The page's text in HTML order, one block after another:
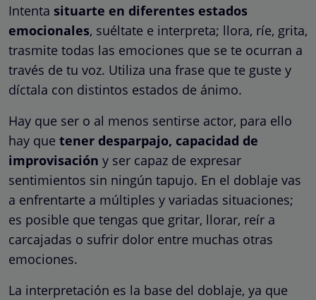
Intenta situarte en diferentes estados
emocionales, suéltate e interpreta; llora, ríe, grita,
trasmite todas las emociones que se te ocurran a
través de tu voz. Utiliza una frase que te guste y
díctala con distintos estados de ánimo.
Hay que ser o al menos sentirse actor, para ello
hay que tener desparpajo, capacidad de
improvisación y ser capaz de expresar
sentimientos sin ningún tapujo. En el doblaje vas
a enfrentarte a múltiples y variadas situaciones;
es posible que tengas que gritar, llorar, reír a
carcajadas o sufrir dolor entre muchas otras
emociones.
La interpretación es la base del doblaje, ya que